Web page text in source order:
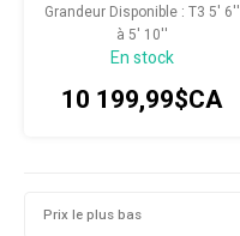
Grandeur Disponible : T3 5' 6''
à 5' 10''
En stock
10 199,99$CA
Prix le plus bas